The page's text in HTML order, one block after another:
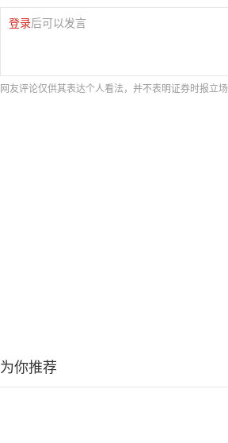
登录后可以发言
网友评论仅供其表达个人看法，并不表明证券时报立场
为你推荐